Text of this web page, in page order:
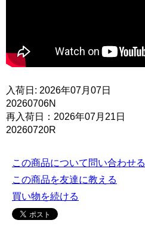
入荷日: 2026年07月07日
20260706N
再入荷日：2026年07月21日
20260720R
この商品について問い合わせる
この商品を友達に教える
買い物を続ける